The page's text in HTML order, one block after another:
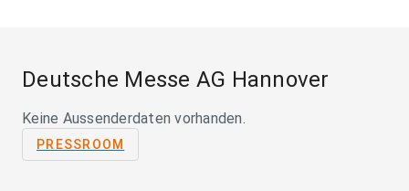
Deutsche Messe AG Hannover
Keine Aussenderdaten vorhanden.
PRESSROOM